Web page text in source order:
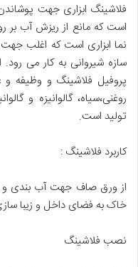
فلاشینگ ابزاری جهت
است که مانع از ریزش آب بر
نما ابزاری است که اغلب
سازه شیروانی به کار می
پروفیل فلاشینگ و وظیفه و
روغنی،سیاه، گالوانیزه و
تولید است.
کاربرد فلاشینگ :
از ورق صاف جهت آب بندی و
خاک به فضای داخل و زیبا
نصب فلاشینگ